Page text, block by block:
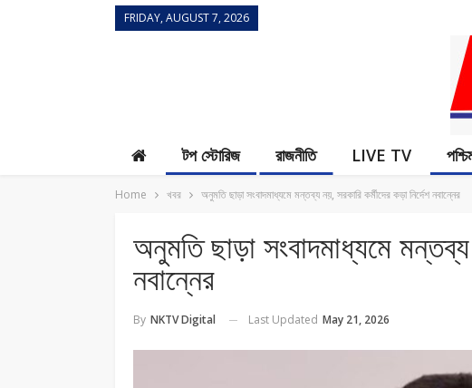
FRIDAY, AUGUST 7, 2026
টপ স্টোরিজ রাজনীতি LIVE TV
Home খবর অনুমতি ছাড়া সংবাদমাধ্যমে মন্তব্য নয়, সরকারি কর্মীদের কড়া নির্দেশ নবান্নের
অনুমতি ছাড়া সংবাদমাধ্যমে মন্তব্য
নবান্নের
By NKTV Digital Last Updated May 21, 2026